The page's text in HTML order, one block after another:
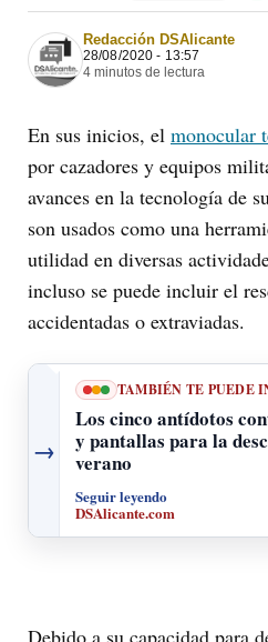
Redacción DSAlicante
28/08/2020 - 13:57
4 minutos de lectura
En sus inicios, el monocular
por cazadores y equipos
avances en la tecnología de
son usados como una
utilidad en diversas
incluso se puede incluir el
accidentadas o extraviadas.
→
TAMBIÉN TE PUEDE
Los cinco antídotos
y pantallas para la
verano
Seguir leyendo
DSAlicante.com
Debido a su capacidad para